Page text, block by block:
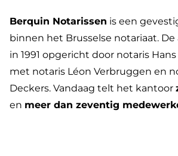
Berquin Notarissen is een
binnen het Brusselse notariaat. De
in 1991 opgericht door notaris
met notaris Léon Verbruggen en
Deckers. Vandaag telt het kantoor
en meer dan zeventig